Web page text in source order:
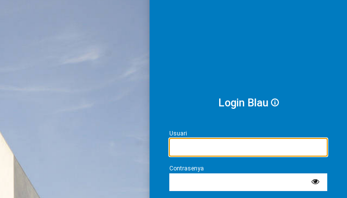
Login Blau
Usuari
Contrasenya